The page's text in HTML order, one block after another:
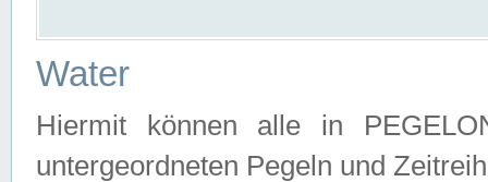
Water
Hiermit können alle in
untergeordneten Pegeln und